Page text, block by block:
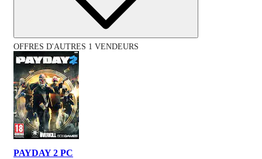
OFFRES D'AUTRES 1 VENDEURS
PAYDAY 2 PC